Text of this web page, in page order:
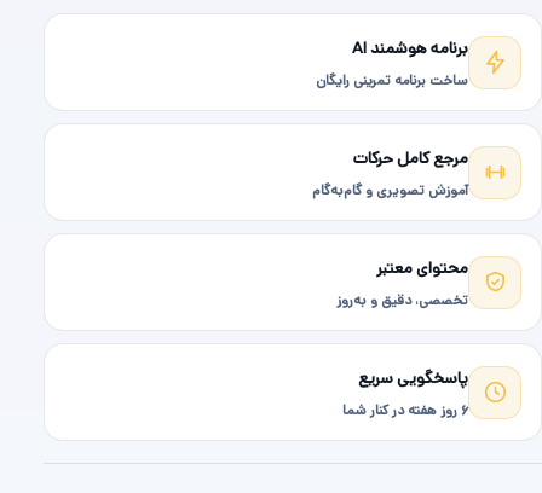
برنامه هوشمند AI
ساخت برنامه تمرینی رایگان
مرجع کامل حرکات
آموزش تصویری و گام‌به‌گام
محتوای معتبر
تخصصی، دقیق و به‌روز
پاسخگویی سریع
۶ روز هفته در کنار شما